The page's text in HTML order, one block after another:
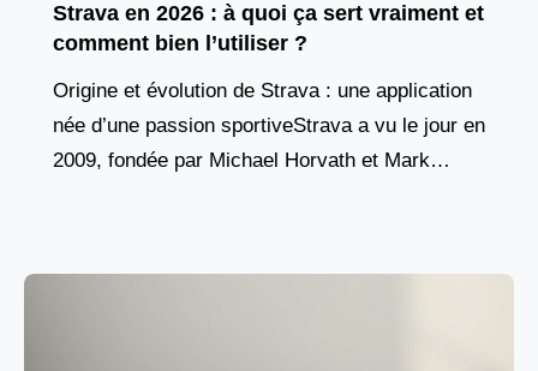
Strava en 2026 : à quoi ça sert vraiment et
comment bien l’utiliser ?
Origine et évolution de Strava : une application
née d’une passion sportiveStrava a vu le jour en
2009, fondée par Michael Horvath et Mark